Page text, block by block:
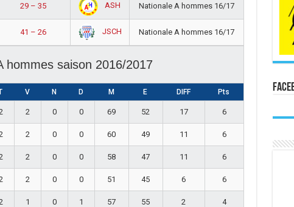
29 – 35 ASH Nationale A hommes 16/17
41 – 26 JSCH Nationale A hommes 16/17
hommes saison 2016/2017
V N D M E DIFF Pts
2 0 0 69 52 17 6
2 0 0 60 49 11 6
2 0 0 58 47 11 6
2 0 0 51 45 6 6
1 0 1 57 55 2 4